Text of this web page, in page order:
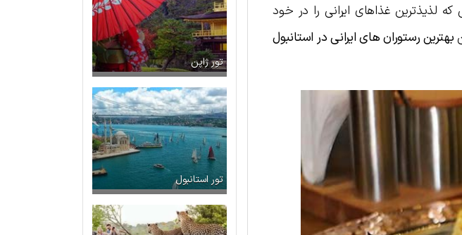
لذیذترین غذاهای ایرانی را در خود
بهترین رستوران های ایرانی در استانبول
تور ژاپن
تور استانبول